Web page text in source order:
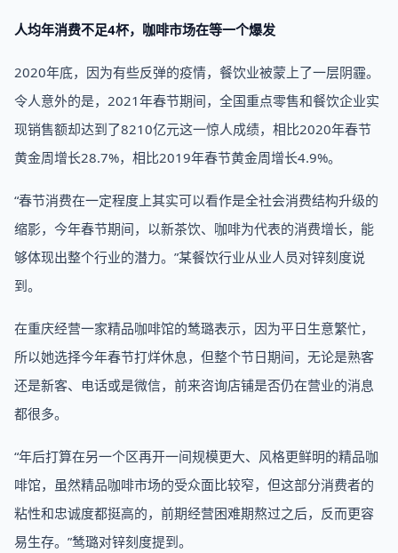
人均年消费不足4杯，咖啡市场在等一个爆发
2020年底，因为有些反弹的疫情，餐饮业被蒙上了一层阴霾。
令人意外的是，2021年春节期间，全国重点零售和餐饮企业实
现销售额却达到了8210亿元这一惊人成绩，相比2020年春节
黄金周增长28.7%，相比2019年春节黄金周增长4.9%。
“春节消费在一定程度上其实可以看作是全社会消费结构升级的
缩影，今年春节期间，以新茶饮、咖啡为代表的消费增长，能
够体现出整个行业的潜力。”某餐饮行业从业人员对锌刻度说
到。
在重庆经营一家精品咖啡馆的鸶璐表示，因为平日生意繁忙，
所以她选择今年春节打烊休息，但整个节日期间，无论是熟客
还是新客、电话或是微信，前来咨询店铺是否仍在营业的消息
都很多。
“年后打算在另一个区再开一间规模更大、风格更鲜明的精品咖
啡馆，虽然精品咖啡市场的受众面比较窄，但这部分消费者的
粘性和忠诚度都挺高的，前期经营困难期熬过之后，反而更容
易生存。”鸶璐对锌刻度提到。